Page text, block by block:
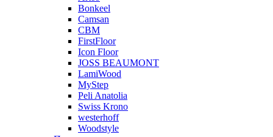
Bonkeel
Camsan
CBM
FirstFloor
Icon Floor
JOSS BEAUMONT
LamiWood
MyStep
Peli Anatolia
Swiss Krono
westerhoff
Woodstyle